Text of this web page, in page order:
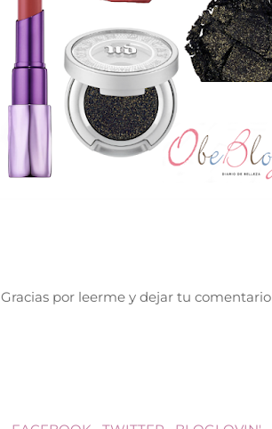
Gracias por leerme y dejar tu comentario